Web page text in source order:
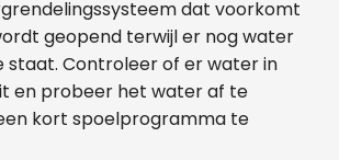
dat voorkomt
geopend terwijl er nog water
staat. Controleer of er water in
en probeer het water af te
kort spoelprogramma te